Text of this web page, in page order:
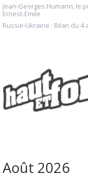
Jean-Georges Humann, le
Ernest-Emile
Russie-Ukraine : Bilan du 4
Août 2026